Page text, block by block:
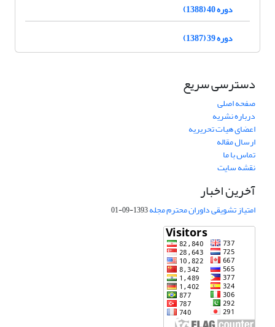
دوره 40 (1388)
دوره 39 (1387)
دسترسی سریع
صفحه اصلی
درباره نشریه
اعضای هیات تحریریه
ارسال مقاله
تماس با ما
نقشه سایت
آخرین اخبار
امتیاز تشویقی داوران محترم مجله1393-09-01